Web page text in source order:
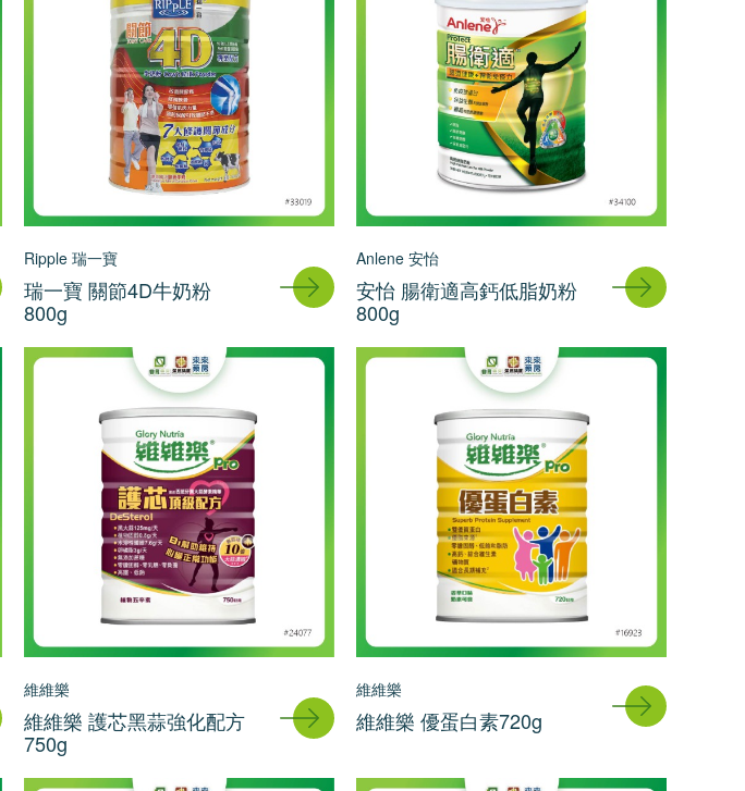
Ripple 瑞一寶
瑞一寶 關節4D牛奶粉
800g
Anlene 安怡
安怡 腸衛適高鈣低脂奶粉
800g
維維樂
維維樂 護芯黑蒜強化配方
750g
維維樂
維維樂 優蛋白素720g